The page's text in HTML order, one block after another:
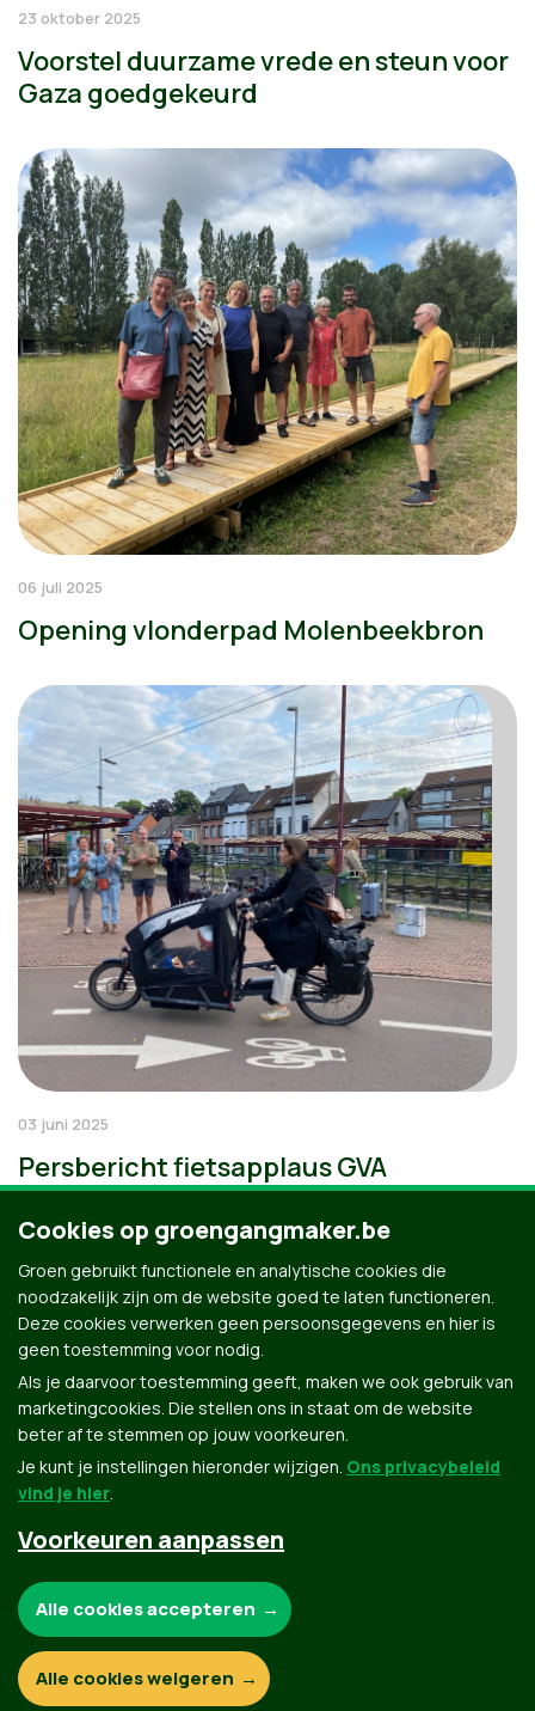
23 oktober 2025
Voorstel duurzame vrede en steun voor
Gaza goedgekeurd
06 juli 2025
Opening vlonderpad Molenbeekbron
03 juni 2025
Persbericht fietsapplaus GVA
Groen.be
© Copyright Groen 2026 | Gemaakt met NationBuilder
Contact Privacybeleid
Cookies op groengangmaker.be
Groen gebruikt functionele en analytische cookies die
noodzakelijk zijn om de website goed te laten functioneren.
Deze cookies verwerken geen persoonsgegevens en hier is
geen toestemming voor nodig.
Als je daarvoor toestemming geeft, maken we ook gebruik van
marketingcookies. Die stellen ons in staat om de website
beter af te stemmen op jouw voorkeuren.
Je kunt je instellingen hieronder wijzigen. Ons privacybeleid
vind je hier.
Voorkeuren aanpassen
Functionele en analytische cookies:
Alle cookies accepteren
Alle cookies weigeren